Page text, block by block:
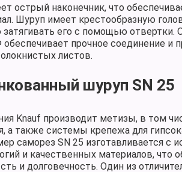
острый наконечник, что
Шуруп имеет крестообразную
затягивать его с помощью отвертки.
прочное соединение и
листов.
шуруп SN 25
Knauf производит метизы, в том
а также системы крепежа для
саморез SN 25 изготавливается с
и качественных материалов, что
и долговечность. Один из